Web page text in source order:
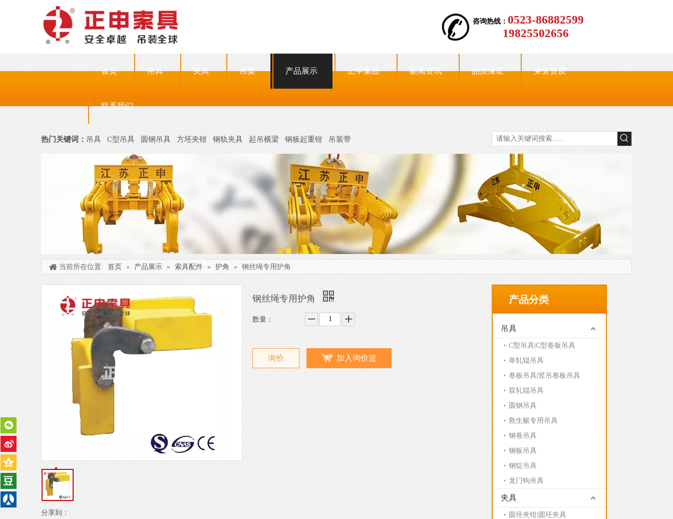
咨询热线： 0523-86882599
19825502656
首页 吊具 夹具 吊梁 产品展示 正申集团 新闻资讯 品质保证 荣誉资质
联系我们
热门关键词： 吊具 C型吊具 圆钢吊具 方坯夹钳 钢轨夹具 起吊横梁 钢板起重钳 吊装带
当前所在位置: 首页 » 产品展示 » 索具配件 » 护角 » 钢丝绳专用护角
分享到：
钢丝绳专用护角
数量：
询价 加入询价篮
产品分类
吊具
C型吊具|C型卷板吊具
单轧辊吊具
卷板吊具|竖吊卷板吊具
双轧辊吊具
圆钢吊具
救生艇专用吊具
钢卷吊具
钢板吊具
钢锭吊具
龙门钩吊具
夹具
圆坯夹钳|圆坯夹具